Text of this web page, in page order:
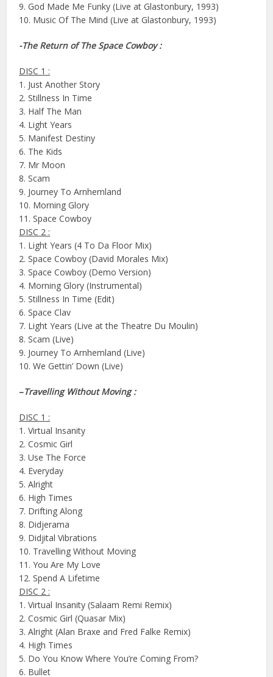
9. God Made Me Funky (Live at Glastonbury, 1993)
10. Music Of The Mind (Live at Glastonbury, 1993)
-The Return of The Space Cowboy :
DISC 1 :
1. Just Another Story
2. Stillness In Time
3. Half The Man
4. Light Years
5. Manifest Destiny
6. The Kids
7. Mr Moon
8. Scam
9. Journey To Arnhemland
10. Morning Glory
11. Space Cowboy
DISC 2 :
1. Light Years (4 To Da Floor Mix)
2. Space Cowboy (David Morales Mix)
3. Space Cowboy (Demo Version)
4. Morning Glory (Instrumental)
5. Stillness In Time (Edit)
6. Space Clav
7. Light Years (Live at the Theatre Du Moulin)
8. Scam (Live)
9. Journey To Arnhemland (Live)
10. We Gettin’ Down (Live)
–Travelling Without Moving :
DISC 1 :
1. Virtual Insanity
2. Cosmic Girl
3. Use The Force
4. Everyday
5. Alright
6. High Times
7. Drifting Along
8. Didjerama
9. Didjital Vibrations
10. Travelling Without Moving
11. You Are My Love
12. Spend A Lifetime
DISC 2 :
1. Virtual Insanity (Salaam Remi Remix)
2. Cosmic Girl (Quasar Mix)
3. Alright (Alan Braxe and Fred Falke Remix)
4. High Times
5. Do You Know Where You’re Coming From?
6. Bullet